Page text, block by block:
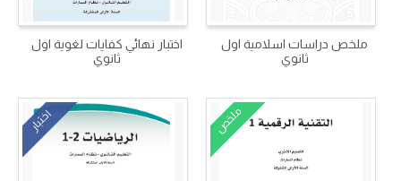
ملخص دراسات اسلامية اول
ثانوي
اختبار نهائي كفايات لغوية اول
ثانوي
ملخص اختبار